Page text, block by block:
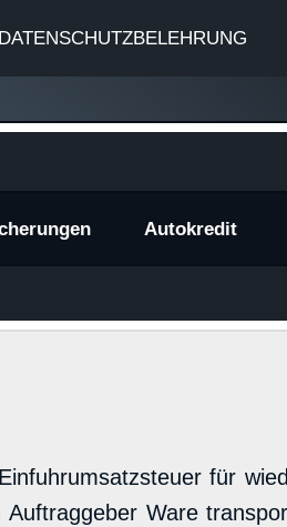
DATENSCHUTZBELEHRUNG
Autokredit
für
Ware